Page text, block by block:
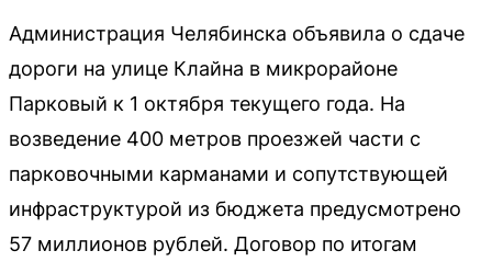
Администрация Челябинска объявила о сдаче
дороги на улице Клайна в микрорайоне
Парковый к 1 октября текущего года. На
возведение 400 метров проезжей части с
парковочными карманами и сопутствующей
инфраструктурой из бюджета предусмотрено
57 миллионов рублей. Договор по итогам